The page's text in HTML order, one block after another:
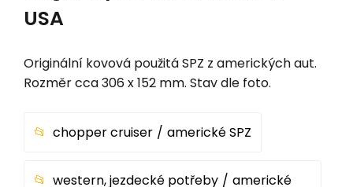
USA
Originální kovová použitá SPZ z amerických aut.
Rozměr cca 306 x 152 mm. Stav dle foto.
chopper cruiser americké SPZ
western, jezdecké potřeby
americké